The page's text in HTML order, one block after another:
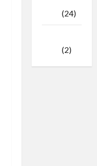
(24)
(2)